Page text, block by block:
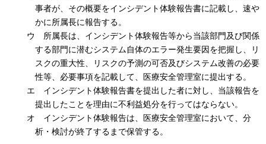
事者が、その概要をインシデント体験報告書に記載し、速や
かに所属長に報告する。
ウ 所属長は、インシデント体験報告等から当該部門及び関係
する部門に潜むシステム自体のエラー発生要因を把握し、リ
スクの重大性、リスクの予測の可否及びシステム改善の必要
性等、必要事項を記載して、医療安全管理室に提出する。
エ インシデント体験報告書を提出した者に対し、当該報告を
提出したことを理由に不利益処分を行ってはならない。
オ インシデント体験報告は、医療安全管理室において、分
析・検討が終了するまで保管する。